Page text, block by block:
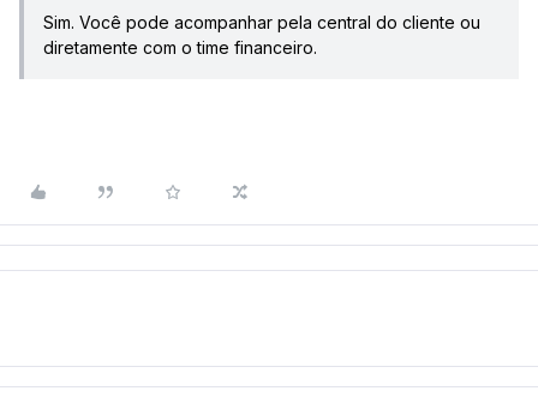
Sim. Você pode acompanhar pela central do cliente ou
diretamente com o time financeiro.